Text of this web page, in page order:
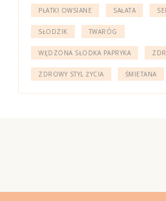
PŁATKI OWSIANE SAŁATA
SŁODZIK TWARÓG
WĘDZONA SŁODKA PAPRYKA
ZDROWY STYL ŻYCIA ŚMIETANA